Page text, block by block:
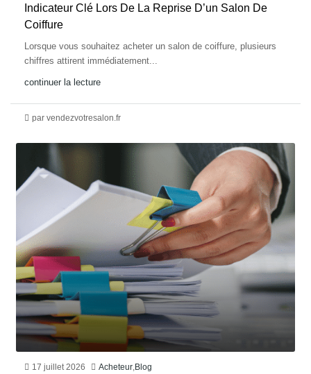
Indicateur Clé Lors De La Reprise D’un Salon De
Coiffure
Lorsque vous souhaitez acheter un salon de coiffure, plusieurs
chiffres attirent immédiatement...
continuer la lecture
par vendezvotresalon.fr
17 juillet 2026 Acheteur,Blog